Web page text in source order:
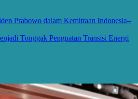
Prabowo dalam Kemitraan Indonesia–
Tonggak Penguatan Transisi Energi